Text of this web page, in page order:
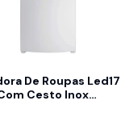
De Roupas Led17
Cesto Inox